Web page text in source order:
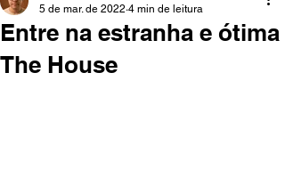
Entre na estranha e ótima
The House
5 de mar. de 2022 4 min de leitura